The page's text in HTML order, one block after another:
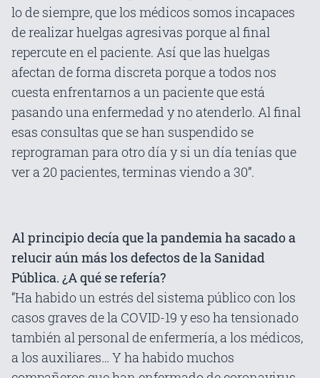
lo de siempre, que los médicos somos incapaces
de realizar huelgas agresivas porque al final
repercute en el paciente. Así que las huelgas
afectan de forma discreta porque a todos nos
cuesta enfrentarnos a un paciente que está
pasando una enfermedad y no atenderlo. Al final
esas consultas que se han suspendido se
reprograman para otro día y si un día tenías que
ver a 20 pacientes, terminas viendo a 30”.
Al principio decía que la pandemia ha sacado a
relucir aún más los defectos de la Sanidad
Pública. ¿A qué se refería?
“Ha habido un estrés del sistema público con los
casos graves de la COVID-19 y eso ha tensionado
también al personal de enfermería, a los médicos,
a los auxiliares… Y ha habido muchos